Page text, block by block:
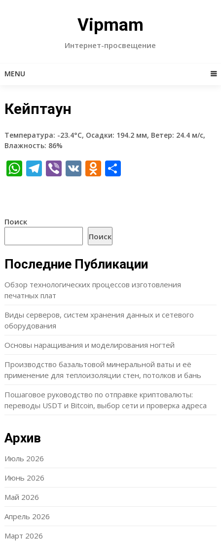
Vipmam
Интернет-просвещение
MENU
Кейптаун
Температура: -23.4°C, Осадки: 194.2 мм, Ветер: 24.4 м/с,
Влажность: 86%
WhatsApp
Telegram
Viber
VKOdnoklassniki
Отправить
Поиск
Поиск
Последние Публикации
Обзор технологических процессов изготовления
печатных плат
Виды серверов, систем хранения данных и сетевого
оборудования
Основы наращивания и моделирования ногтей
Производство базальтовой минеральной ваты и её
применение для теплоизоляции стен, потолков и бань
Пошаговое руководство по отправке криптовалюты:
переводы USDT и Bitcoin, выбор сети и проверка адреса
Архив
Июль 2026
Июнь 2026
Май 2026
Апрель 2026
Март 2026